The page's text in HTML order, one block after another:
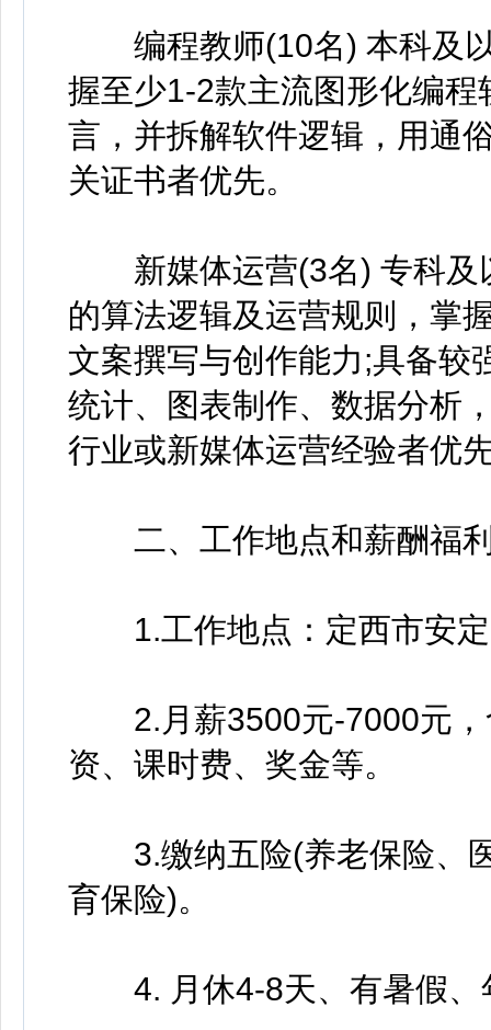
编程教师(10名) 本科及以
握至少1-2款主流图形化编
言，并拆解软件逻辑，用通
关证书者优先。
新媒体运营(3名) 专科及
的算法逻辑及运营规则，掌
文案撰写与创作能力;具备较
统计、图表制作、数据分析
行业或新媒体运营经验者优
二、工作地点和薪酬福
1.工作地点：定西市安定
2.月薪3500元-7000元，
资、课时费、奖金等。
3.缴纳五险(养老保险、医
育保险)。
4. 月休4-8天、有暑假、